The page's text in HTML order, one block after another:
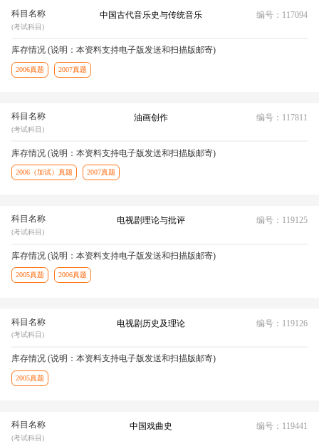
科目名称
(考试科目)
中国古代音乐史与传统音乐 编号：117094
库存情况 (说明：本资料支持电子版发送和扫描版邮寄)
2006真题 2007真题
科目名称
(考试科目)
油画创作 编号：117811
库存情况 (说明：本资料支持电子版发送和扫描版邮寄)
2006（加试）真题 2007真题
科目名称
(考试科目)
电视剧理论与批评 编号：119125
库存情况 (说明：本资料支持电子版发送和扫描版邮寄)
2005真题 2006真题
科目名称
(考试科目)
电视剧历史及理论 编号：119126
库存情况 (说明：本资料支持电子版发送和扫描版邮寄)
2005真题
科目名称
(考试科目)
中国戏曲史 编号：119441